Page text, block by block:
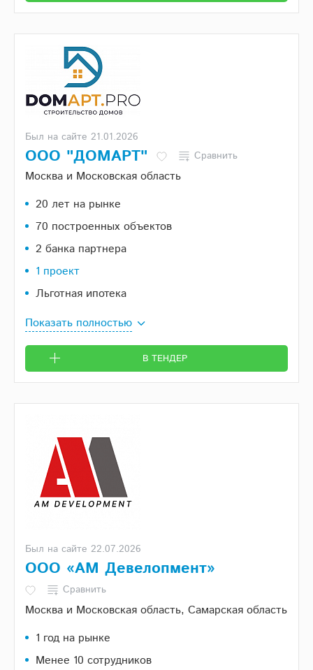
Был на сайте 21.01.2026
ООО "ДОМАРТ" Сравнить
Москва и Московская область
20 лет на рынке
70 построенных объектов
2 банка партнера
1 проект
Льготная ипотека
Показать полностью
В ТЕНДЕР
Был на сайте 22.07.2026
ООО «АМ Девелопмент»
Сравнить
Москва и Московская область, Самарская область
1 год на рынке
Менее 10 сотрудников